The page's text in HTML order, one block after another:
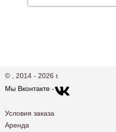
© , 2014 - 2026 г.
Мы Вконтакте -
Условия заказа
Аренда